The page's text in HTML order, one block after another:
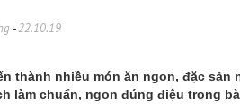
-22.10.19
thành nhiều món ăn ngon, đặc
làm chuẩn, ngon đúng điệu trong